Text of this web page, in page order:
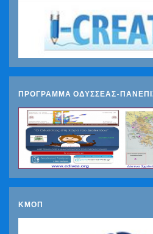
ΠΡΟΓΡΑΜΜΑ ΟΔΥΣΣΕΑΣ-
ΚΜΟΠ